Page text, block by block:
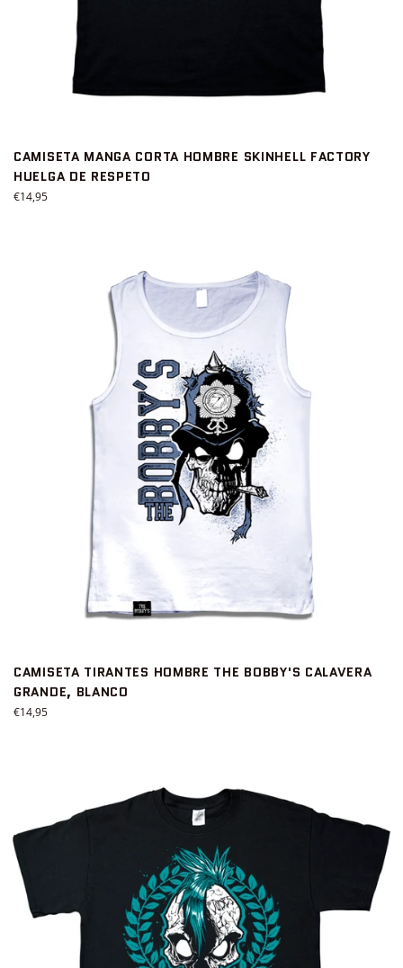
CAMISETA MANGA CORTA HOMBRE SKINHELL FACTORY
HUELGA DE RESPETO
Precio
€14,95
CAMISETA TIRANTES HOMBRE THE BOBBY'S CALAVERA
GRANDE, BLANCO
Precio
€14,95